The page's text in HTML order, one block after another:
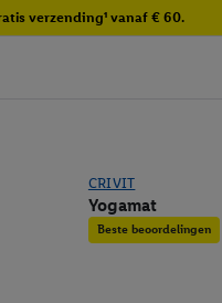
verzending¹ vanaf € 60.
CRIVIT
Yogamat
Beste beoordelingen